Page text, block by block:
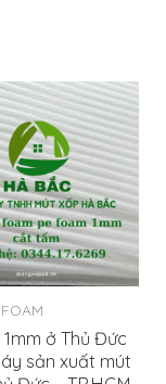
ở Thủ Đức
sản xuất mút